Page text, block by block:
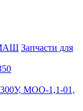
Запчасти для
МОО-1,1-01,